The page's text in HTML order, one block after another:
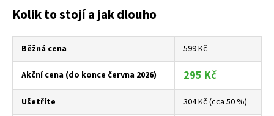
Kolik to stojí a jak dlouho
Běžná cena 599 Kč
Akční cena (do konce června 2026) 295 Kč
Ušetříte 304 Kč (cca 50 %)